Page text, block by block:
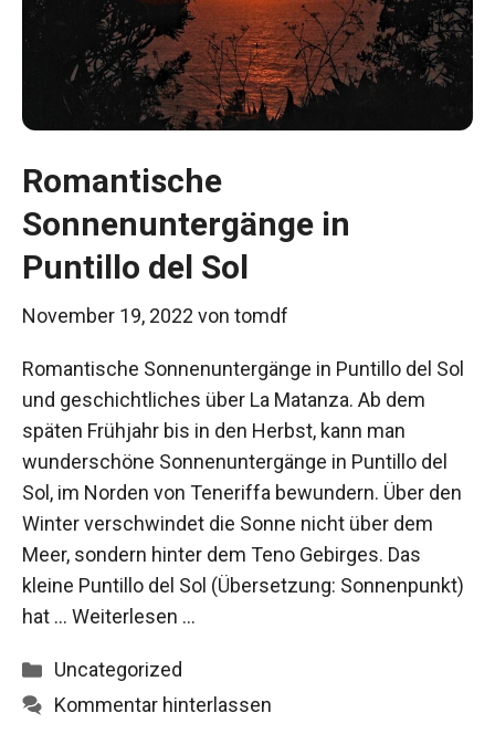
Romantische
Sonnenuntergänge in
Puntillo del Sol
November 19, 2022 von tomdf
Romantische Sonnenuntergänge in Puntillo del Sol
und geschichtliches über La Matanza. Ab dem
späten Frühjahr bis in den Herbst, kann man
wunderschöne Sonnenuntergänge in Puntillo del
Sol, im Norden von Teneriffa bewundern. Über den
Winter verschwindet die Sonne nicht über dem
Meer, sondern hinter dem Teno Gebirges. Das
kleine Puntillo del Sol (Übersetzung: Sonnenpunkt)
hat … Weiterlesen …
Kategorien
Uncategorized
Kommentar hinterlassen